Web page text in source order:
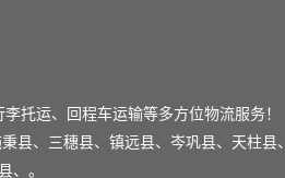
托运、回程车运输等多方位物流服务！
县、 三穗县、 镇远县、 岑巩县、 天柱县、
、。